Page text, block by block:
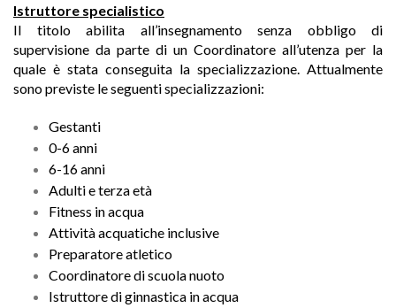
Istruttore specialistico
Il titolo abilita all’insegnamento senza obbligo di
supervisione da parte di un Coordinatore all’utenza per la
quale è stata conseguita la specializzazione. Attualmente
sono previste le seguenti specializzazioni:
Gestanti
0-6 anni
6-16 anni
Adulti e terza età
Fitness in acqua
Attività acquatiche inclusive
Preparatore atletico
Coordinatore di scuola nuoto
Istruttore di ginnastica in acqua